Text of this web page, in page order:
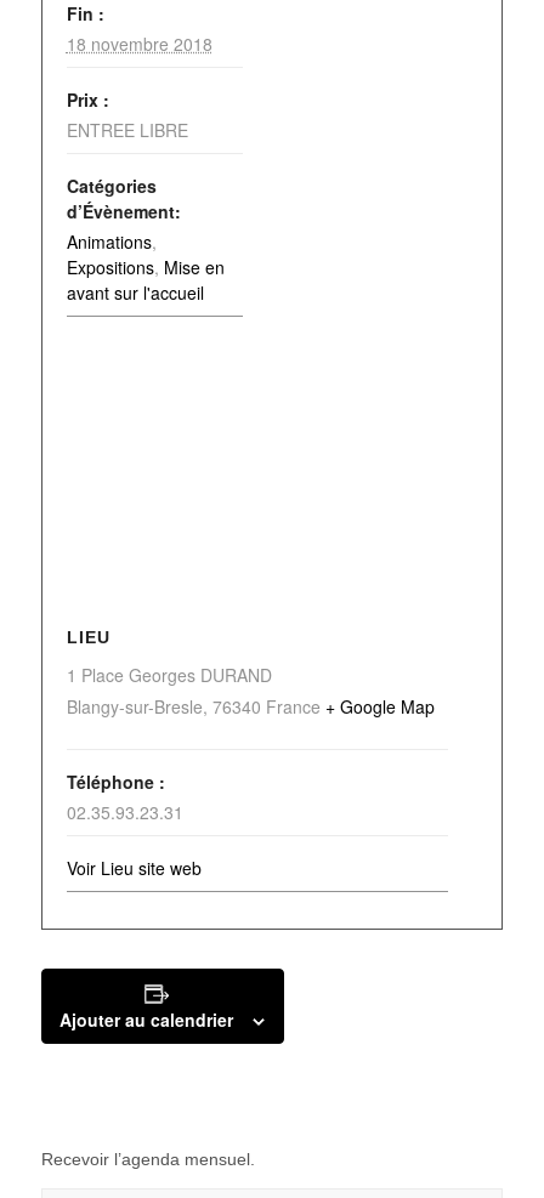
Fin :
18 novembre 2018
Prix :
ENTREE LIBRE
Catégories
d’Évènement:
Animations,
Expositions, Mise en
avant sur l'accueil
LIEU
1 Place Georges DURAND
Blangy-sur-Bresle, 76340 France + Google Map
Téléphone :
02.35.93.23.31
Voir Lieu site web
Ajouter au calendrier
Recevoir l’agenda mensuel.